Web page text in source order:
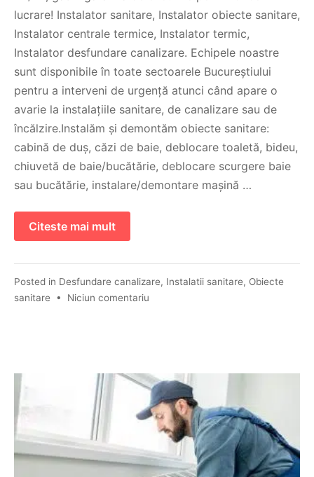
lucrare! Instalator sanitare, Instalator obiecte sanitare,
Instalator centrale termice, Instalator termic,
Instalator desfundare canalizare. Echipele noastre
sunt disponibile în toate sectoarele Bucureștiului
pentru a interveni de urgență atunci când apare o
avarie la instalațiile sanitare, de canalizare sau de
încălzire.Instalăm și demontăm obiecte sanitare:
cabină de duș, căzi de baie, deblocare toaletă, bideu,
chiuvetă de baie/bucătărie, deblocare scurgere baie
sau bucătărie, instalare/demontare mașină …
Citeste mai mult
Posted in Desfundare canalizare, Instalatii sanitare, Obiecte
sanitare • Niciun comentariu